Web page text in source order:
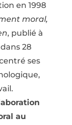
en 1998
moral,
, publié à
28
ses
au